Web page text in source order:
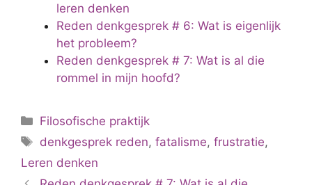
leren denken
Reden denkgesprek # 6: Wat is eigenlijk
het probleem?
Reden denkgesprek # 7: Wat is al die
rommel in mijn hoofd?
Categorieën
Filosofische praktijk
Tags
denkgesprek reden,fatalisme,frustratie,
Leren denken